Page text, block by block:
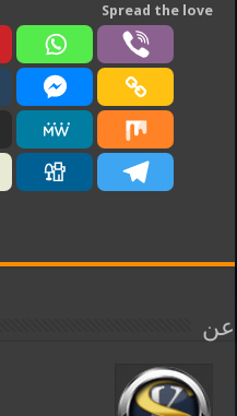
Spread the love
عن